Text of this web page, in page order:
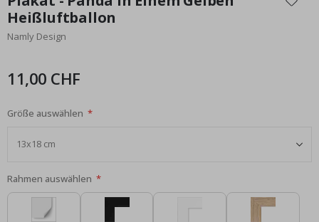
der
Bildgalerie
springen
Heißluftballon
Namly Design
11,00 CHF
Größe auswählen
Rahmen auswählen